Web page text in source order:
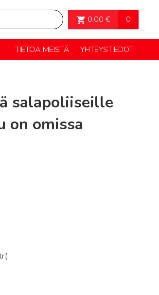
0,00 € 0
OSTOSKORI>
TIETOA MEISTÄ YHTEYSTIEDOT
salapoliiseille
on omissa